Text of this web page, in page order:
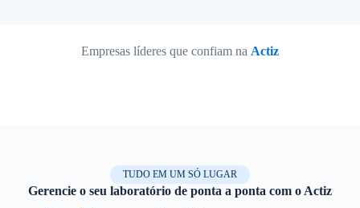
Empresas líderes que confiam na Actiz
TUDO EM UM SÓ LUGAR
Gerencie o seu laboratório de ponta a ponta com o Actiz